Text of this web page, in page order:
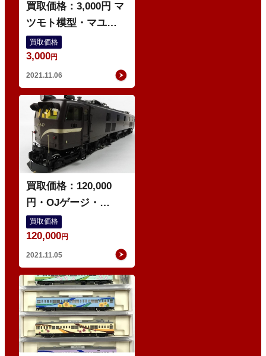
買取価格：3,000円 マ
ツモト模型・マユ
31・客車・鉄道模型
買取価格
3,000円
2021.11.06
買取価格：120,000
円・OJゲージ・
KTM・EF58・電気機
関車・カツミ・鉄道模
型
買取価格
120,000円
2021.11.05